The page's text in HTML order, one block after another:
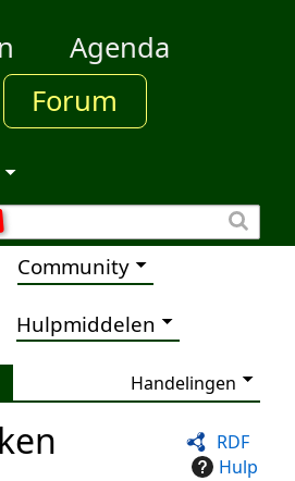
Agenda
Forum
Community
Hulpmiddelen
Handelingen
RDF
Hulp